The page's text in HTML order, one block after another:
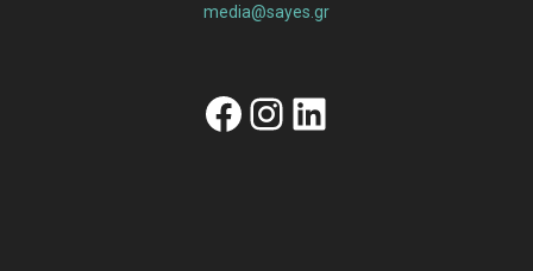
media@sayes.gr
Facebook
Instagram
Linkedin